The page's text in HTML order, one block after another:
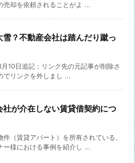
売却を依頼されることがよ ...
雪？不動産会社は踏んだり蹴っ
10日追記：リンク先の元記事が削除さ
でリンクを外しまし ...
社が介在しない賃貸借契約につ
（賃貸アパート）を所有されている、
ー様における事例を紹介し ...